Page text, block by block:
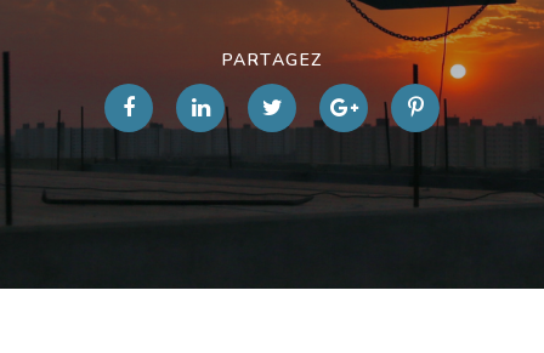
PARTAGEZ